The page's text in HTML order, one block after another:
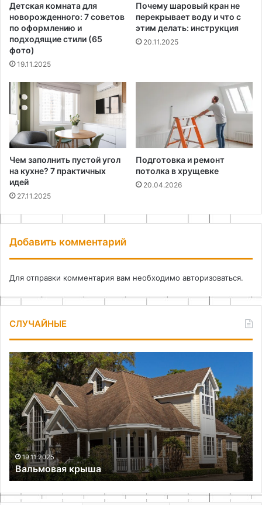
Детская комната для
новорожденного: 7 советов
по оформлению и
подходящие стили (65
фото)
19.11.2025
Почему шаровый кран не
перекрывает воду и что с
этим делать: инструкция
20.11.2025
Чем заполнить пустой угол
на кухне? 7 практичных
идей
27.11.2025
Подготовка и ремонт
потолка в хрущевке
20.04.2026
Добавить комментарий
Для отправки комментария вам необходимо авторизоваться.
СЛУЧАЙНЫЕ
Вальмовая
крыша
19.11.2025
Вальмовая крыша